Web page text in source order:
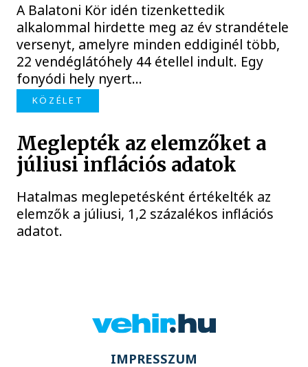
A Balatoni Kör idén tizenkettedik
alkalommal hirdette meg az év strandétele
versenyt, amelyre minden eddiginél több,
22 vendéglátóhely 44 étellel indult. Egy
fonyódi hely nyert...
KÖZÉLET
Meglepték az elemzőket a
júliusi inflációs adatok
Hatalmas meglepetésként értékelték az
elemzők a júliusi, 1,2 százalékos inflációs
adatot.
IMPRESSZUM